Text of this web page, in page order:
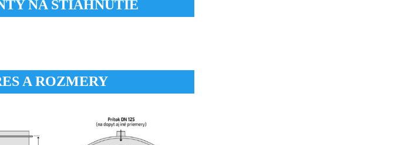
NA STIAHNUTIE
A ROZMERY